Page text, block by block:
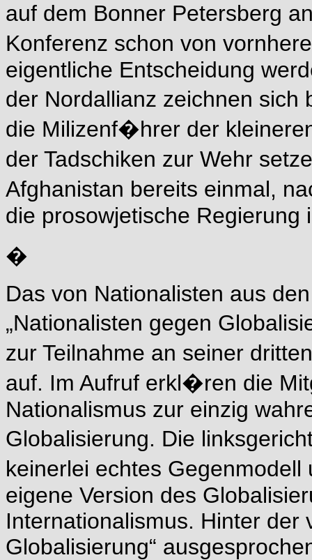
auf dem Bonner Petersberg
Konferenz schon von
eigentliche Entscheidung
der Nordallianz zeichnen
die Milizenf�hrer der
der Tadschiken zur Wehr
Afghanistan bereits einmal,
die prosowjetische Regierung
�
Das von Nationalisten aus
„Nationalisten gegen
zur Teilnahme an seiner
auf. Im Aufruf erkl�ren die
Nationalismus zur einzig
Globalisierung. Die
keinerlei echtes
eigene Version des
Internationalismus. Hinter der
Globalisierung“